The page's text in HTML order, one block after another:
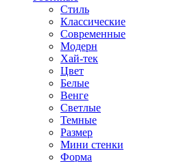
Стиль
Классические
Современные
Модерн
Хай-тек
Цвет
Белые
Венге
Светлые
Темные
Размер
Мини стенки
Форма